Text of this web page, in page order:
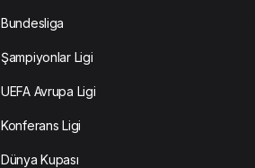
Bundesliga
Şampiyonlar Ligi
UEFA Avrupa Ligi
Konferans Ligi
Dünya Kupası